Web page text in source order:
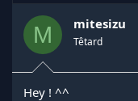
a
e
u
d
e
é
M mitesizu
Têtard
Hey ! ^^